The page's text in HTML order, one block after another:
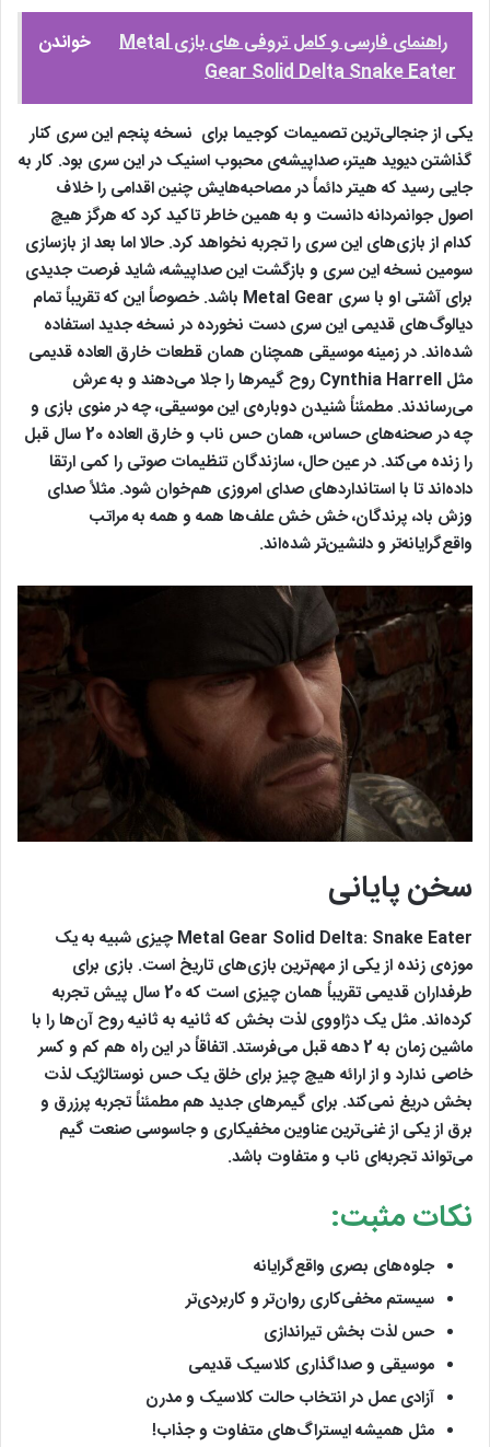
خواندن
راهنمای فارسی و کامل تروفی های بازی Metal
Gear Solid Delta Snake Eater
یکی از جنجالی‌ترین تصمیمات کوجیما برای نسخه پنجم این سری کنار
گذاشتن دیوید هیتر، صداپیشه‌ی محبوب اسنیک در این سری بود. کار به
جایی رسید که هیتر دائماً در مصاحبه‌هایش چنین اقدامی را خلاف
اصول جوانمردانه دانست و به همین خاطر تاکید کرد که هرگز هیچ
کدام از بازی‌های این سری را تجربه نخواهد کرد. حالا اما بعد از بازسازی
سومین نسخه این سری و بازگشت این صداپیشه، شاید فرصت جدیدی
برای آشتی او با سری Metal Gear باشد. خصوصاً این که تقریباً تمام
دیالوگ‌های قدیمی این سری دست‌ نخورده در نسخه جدید استفاده
شده‌اند. در زمینه موسیقی همچنان همان قطعات خارق العاده قدیمی
مثل Cynthia Harrell روح گیمرها را جلا می‌دهند و به عرش
می‌رساندند. مطمئناً شنیدن دوباره‌ی این موسیقی، چه در منوی بازی و
چه در صحنه‌های حساس، همان حس ناب و خارق العاده 20 سال قبل
را زنده می‌کند. در عین حال، سازندگان تنظیمات صوتی را کمی ارتقا
داده‌اند تا با استانداردهای صدای امروزی هم‌خوان شود. مثلاً صدای
وزش باد، پرندگان، خش خش علف‌ها همه و همه به مراتب
واقع‌گرایانه‌تر و دلنشین‌تر شده‌اند.
سخن پایانی
Metal Gear Solid Delta: Snake Eater چیزی شبیه به یک
موزه‌ی زنده از یکی از مهم‌ترین بازی‌های تاریخ است. بازی برای
طرفداران قدیمی تقریباً همان چیزی است که 20 سال پیش تجربه
کرده‌اند. مثل یک دژاووی لذت بخش که ثانیه به ثانیه روح آن‌ها را با
ماشین زمان به 2 دهه قبل می‌فرستد. اتفاقاً در این راه هم کم و کسر
خاصی ندارد و از ارائه هیچ چیز برای خلق یک حس نوستالژیک لذت
بخش دریغ نمی‌کند. برای گیمرهای جدید هم مطمئناً تجربه پرزرق و
برق از یکی از غنی‌ترین عناوین مخفیکاری و جاسوسی صنعت گیم
می‌تواند تجربه‌ای ناب و متفاوت باشد.
نکات مثبت:
جلوه‌های بصری واقع‌گرایانه
سیستم مخفی‌کاری روان‌تر و کاربردی‌تر
حس لذت بخش‌ تیراندازی
موسیقی و صداگذاری کلاسیک قدیمی
آزادی عمل در انتخاب حالت کلاسیک و مدرن
مثل همیشه ایستراگ‌های متفاوت و جذاب!